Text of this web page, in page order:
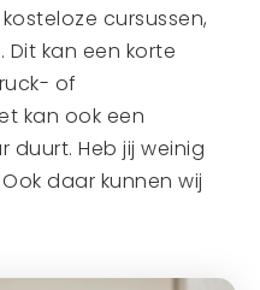
cursussen,
kan een korte
of
kan ook een
duurt. Heb jij weinig
daar kunnen wij